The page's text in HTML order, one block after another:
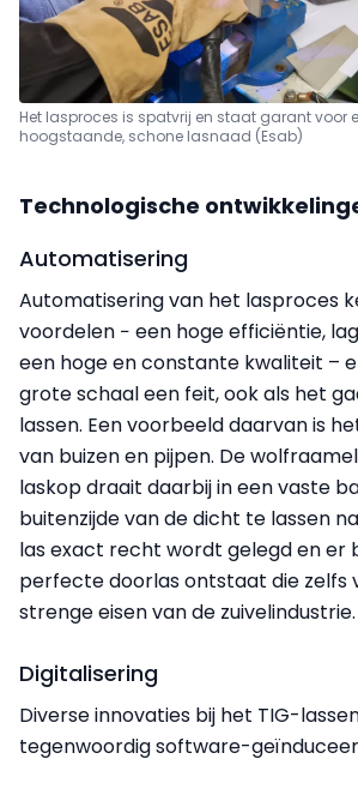
Het lasproces is spatvrij en staat garant voor
hoogstaande, schone lasnaad (Esab)
Technologische
Automatisering
Automatisering van het lasproces
voordelen − een hoge efficiëntie,
een hoge en constante kwaliteit –
grote schaal een feit, ook als het
lassen. Een voorbeeld daarvan is
van buizen en pijpen. De
laskop draait daarbij in een vaste
buitenzijde van de dicht te lassen
las exact recht wordt gelegd en er
perfecte doorlas ontstaat die zelfs
strenge eisen van de zuivelindustrie.
Digitalisering
Diverse innovaties bij het TIG-
tegenwoordig software-